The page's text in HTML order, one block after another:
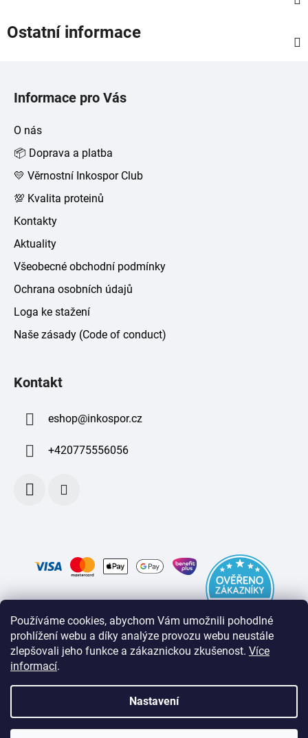
Používáme cookies, abychom Vám umožnili pohodlné
prohlížení webu a díky analýze provozu webu neustále
zlepšovali jeho funkce a zákaznickou zkušenost. Více
informací.
Nastavení
Ostatní informace
Informace pro Vás
O nás
📦 Doprava a platba
💛 Věrnostní Inkospor Club
💯 Kvalita proteinů
Kontakty
Aktuality
Všeobecné obchodní podmínky
Ochrana osobních údajů
Loga ke stažení
Naše zásady (Code of conduct)
Kontakt
eshop@inkospor.cz
+420775556056